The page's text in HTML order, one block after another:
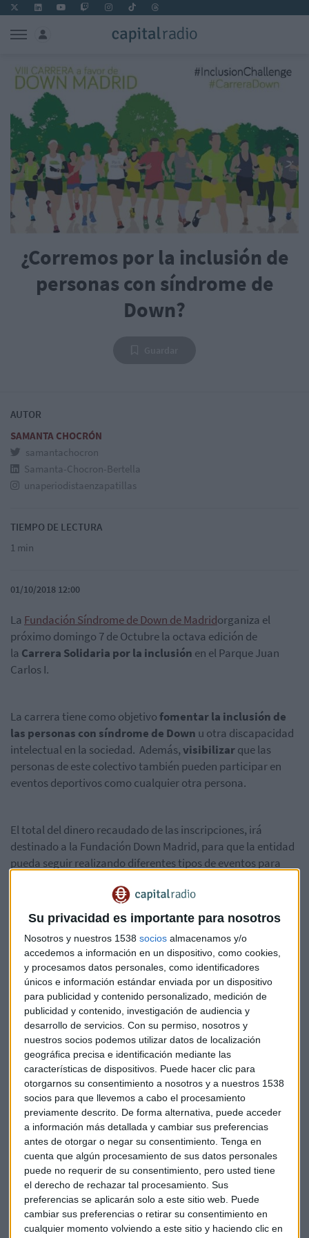
Su privacidad es importante para nosotros
Nosotros y nuestros 1538 socios almacenamos y/o
accedemos a información en un dispositivo, como cookies,
y procesamos datos personales, como identificadores
únicos e información estándar enviada por un dispositivo
para publicidad y contenido personalizado, medición de
publicidad y contenido, investigación de audiencia y
desarrollo de servicios. Con su permiso, nosotros y
nuestros socios podemos utilizar datos de localización
geográfica precisa e identificación mediante las
características de dispositivos. Puede hacer clic para
otorgarnos su consentimiento a nosotros y a nuestros 1538
socios para que llevemos a cabo el procesamiento
previamente descrito. De forma alternativa, puede acceder
a información más detallada y cambiar sus preferencias
antes de otorgar o negar su consentimiento. Tenga en
cuenta que algún procesamiento de sus datos personales
puede no requerir de su consentimiento, pero usted tiene
el derecho de rechazar tal procesamiento. Sus
preferencias se aplicarán solo a este sitio web. Puede
cambiar sus preferencias o retirar su consentimiento en
cualquier momento volviendo a este sitio y haciendo clic en
¿Corremos por la inclusión de
personas con síndrome de
Down?
AUTOR
SAMANTA CHOCRÓN
samantachocron
Samanta-Chocron-Bertella
unaperiodistaenzapatillas
TIEMPO DE LECTURA
1 min
01/10/2018 12:00
La Fundación Síndrome de Down de Madridorganiza el
próximo domingo 7 de Octubre la octava edición de
la Carrera Solidaria por la inclusión en el Parque Juan
Carlos I.
La carrera tiene como objetivofomentar la inclusión de
las personas con síndrome de Down u otra discapacidad
intelectual en la sociedad. Además,visibilizarque las
personas de este colectivo también pueden participar en
eventos deportivos como cualquier otra persona.
El total del dinero recaudado de las inscripciones, irá
destinado a la Fundación Down Madrid, para que la entidad
pueda seguir realizando diferentes tipos de eventos para
Un carrera familiar que contará con tres recorridos
distintos: 5KM y 10KM y una marcha de 2,5KM. La salida será
conjunta y compartirán recorrido las carreras de 5 y 10
kilómetros (1 y 2 vueltas al circuito respectivamente),
mientras que la marcha de 2,5 kilómetros, no competitiva,
se realizarán por un lugar anexo.
Recorrido 5KM y 10KM:
Recorrido marcha 2,5KM: